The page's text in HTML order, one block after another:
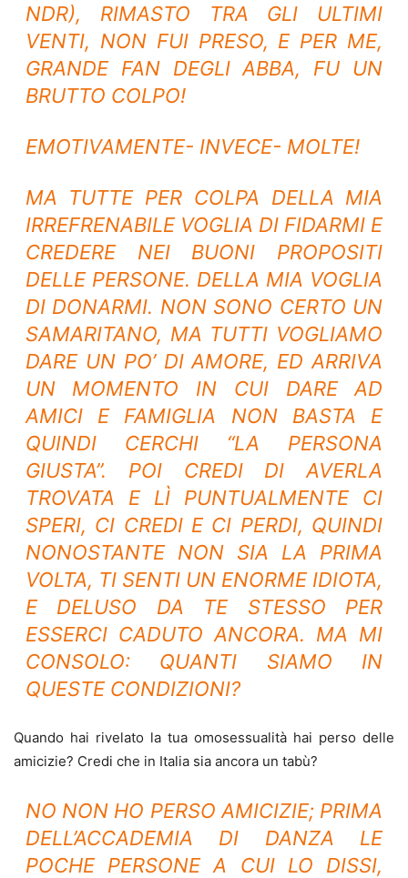
NDR), RIMASTO TRA GLI ULTIMI
VENTI, NON FUI PRESO, E PER ME,
GRANDE FAN DEGLI ABBA, FU UN
BRUTTO COLPO!
EMOTIVAMENTE- INVECE- MOLTE!
MA TUTTE PER COLPA DELLA MIA
IRREFRENABILE VOGLIA DI FIDARMI E
CREDERE NEI BUONI PROPOSITI
DELLE PERSONE. DELLA MIA VOGLIA
DI DONARMI. NON SONO CERTO UN
SAMARITANO, MA TUTTI VOGLIAMO
DARE UN PO’ DI AMORE, ED ARRIVA
UN MOMENTO IN CUI DARE AD
AMICI E FAMIGLIA NON BASTA E
QUINDI CERCHI “LA PERSONA
GIUSTA”. POI CREDI DI AVERLA
TROVATA E LÌ PUNTUALMENTE CI
SPERI, CI CREDI E CI PERDI, QUINDI
NONOSTANTE NON SIA LA PRIMA
VOLTA, TI SENTI UN ENORME IDIOTA,
E DELUSO DA TE STESSO PER
ESSERCI CADUTO ANCORA. MA MI
CONSOLO: QUANTI SIAMO IN
QUESTE CONDIZIONI?
Quando hai rivelato la tua omosessualità hai perso delle
amicizie? Credi che in Italia sia ancora un tabù?
NO NON HO PERSO AMICIZIE; PRIMA
DELL’ACCADEMIA DI DANZA LE
POCHE PERSONE A CUI LO DISSI,